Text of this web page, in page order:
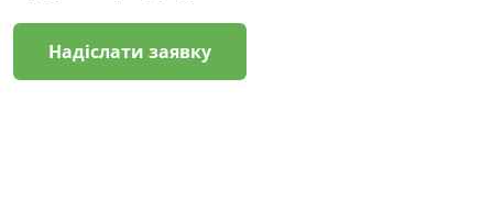
Надіслати заявку